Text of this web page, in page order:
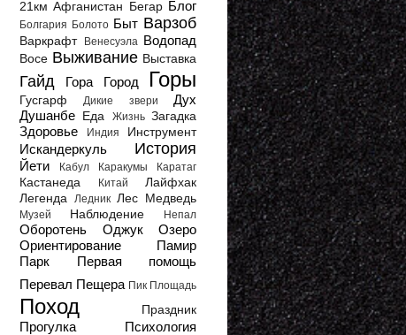
21км Афганистан Бегар Блог
Болгария Болото Быт Варзоб
Варкрафт Венесуэла Водопад
Восе Выживание Выставка
Гайд Гора Город Горы
Гусгарф Дикие звери
Дух
Душанбе
Еда Жизнь Загадка
Здоровье Индия Инструмент
Искандеркуль История
Йети Кабул Каракумы Каратаг
Кастанеда Китай
Лайфхак
Легенда Ледник Лес Медведь
Музей Наблюдение Непал
Оборотень Оджук
Озеро
Ориентирование
Памир
Парк
Первая помощь
Перевал Пещера Пик Площадь
Поход Праздник
Прогулка Психология